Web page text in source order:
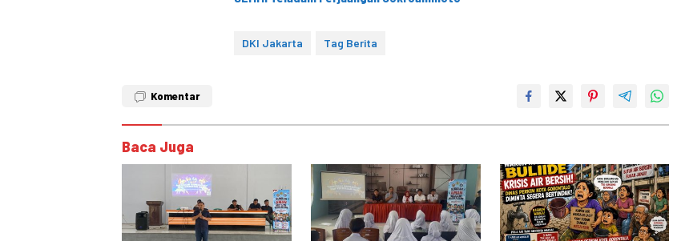
DKI Jakarta Tag Berita
Komentar
Baca Juga